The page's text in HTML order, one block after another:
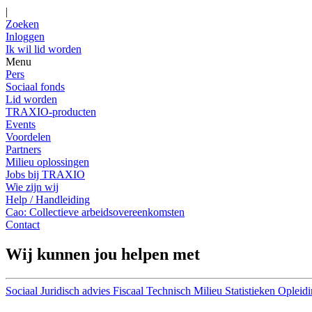
|
Zoeken
Inloggen
Ik wil lid worden
Menu
Pers
Sociaal fonds
Lid worden
TRAXIO-producten
Events
Voordelen
Partners
Milieu oplossingen
Jobs bij TRAXIO
Wie zijn wij
Help / Handleiding
Cao: Collectieve arbeidsovereenkomsten
Contact
Wij kunnen jou helpen met
Sociaal Juridisch advies Fiscaal Technisch Milieu Statistieken